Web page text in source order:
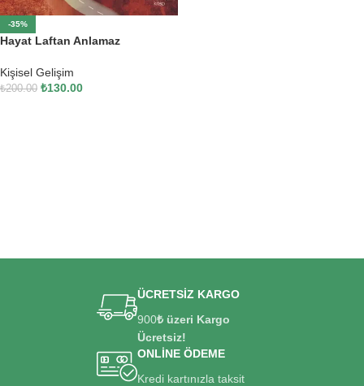
-35%
Hayat Laftan Anlamaz
Kişisel Gelişim
₺200.00 ₺130.00
ÜCRETSİZ KARGO
900₺ üzeri Kargo
Ücretsiz!
ONLİNE ÖDEME
Kredi kartınızla taksit